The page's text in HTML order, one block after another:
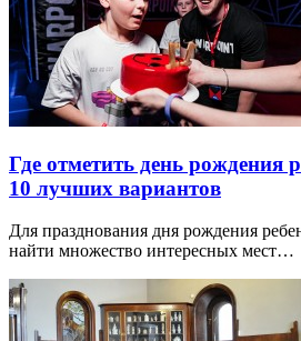
Где отметить день рождения
10 лучших вариантов
Для празднования дня рождения
найти множество интересных мест…